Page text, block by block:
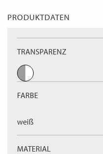
PRODUKTDATEN
TRANSPARENZ
FARBE
weiß
MATERIAL